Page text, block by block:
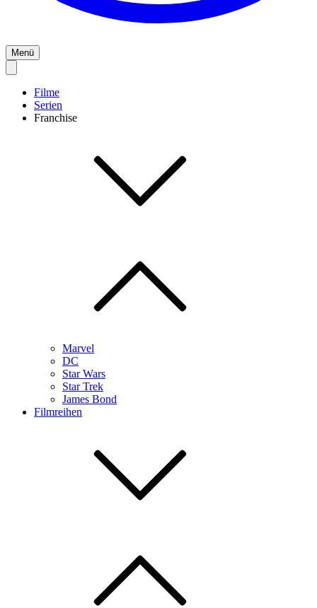
Menü
Filme
Serien
Franchise
Marvel
DC
Star Wars
Star Trek
James Bond
Filmreihen